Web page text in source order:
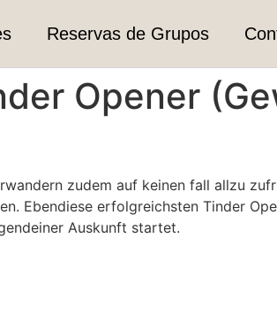
Reservas de Grupos
Opener
zudem auf keinen fall allzu
Ebendiese erfolgreichsten Tinder
Auskunft startet.